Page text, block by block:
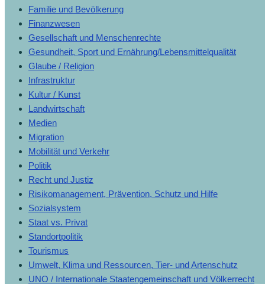
Familie und Bevölkerung
Finanzwesen
Gesellschaft und Menschenrechte
Gesundheit, Sport und Ernährung/Lebensmittelqualität
Glaube / Religion
Infrastruktur
Kultur / Kunst
Landwirtschaft
Medien
Migration
Mobilität und Verkehr
Politik
Recht und Justiz
Risikomanagement, Prävention, Schutz und Hilfe
Sozialsystem
Staat vs. Privat
Standortpolitik
Tourismus
Umwelt, Klima und Ressourcen, Tier- und Artenschutz
UNO / Internationale Staatengemeinschaft und Völkerrecht